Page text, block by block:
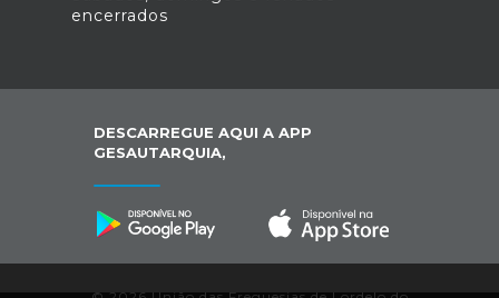
encerrados
DESCARREGUE AQUI A APP
GESAUTARQUIA,